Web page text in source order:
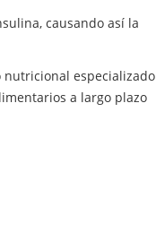
causando así la
nutricional especializado
a largo plazo